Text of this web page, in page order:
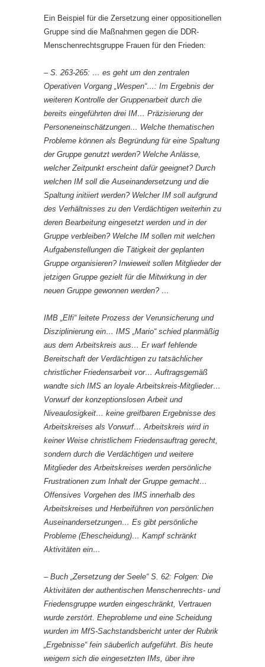
Ein Beispiel für die Zersetzung einer oppositionellen
Gruppe sind die Maßnahmen gegen die DDR-
Menschenrechtsgruppe Frauen für den Frieden:
– S. 263-265: … es geht um den zentralen
Operativen Vorgang „Wespen“…: Im Ergebnis der
weiteren Kontrolle der Gruppenarbeit durch die
bereits eingeführten drei IM… Präzisierung der
Personeneinschätzungen… Welche thematischen
Probleme können als Begründung für eine Spaltung
der Gruppe genutzt werden? Welche Anlässe,
welcher Zeitpunkt erscheint dafür geeignet? Durch
welchen IM soll die Auseinandersetzung und die
Spaltung initiiert werden? Welcher IM soll aufgrund
des Verhältnisses zu den Verdächtigen weiterhin zu
deren Bearbeitung eingesetzt werden und in der
Gruppe verbleiben? Welche IM sollen mit welchen
Aufgabenstellungen die Tätigkeit der geplanten
Gruppe organisieren? Inwieweit sollen Mitglieder der
jetzigen Gruppe gezielt für die Mitwirkung in der
neuen Gruppe gewonnen werden? …
IMB „Elfi“ leitete Prozess der Verunsicherung und
Disziplinierung ein… IMS „Mario“ schied planmäßig
aus dem Arbeitskreis aus… Er warf fehlende
Bereitschaft der Verdächtigen zu tatsächlicher
christlicher Friedensarbeit vor… Auftragsgemäß
wandte sich IMS an loyale Arbeitskreis-Mitglieder…
Vorwurf der konzeptionslosen Arbeit und
Niveaulosigkeit… keine greifbaren Ergebnisse des
Arbeitskreises als Vorwurf… Arbeitskreis wird in
keiner Weise christlichem Friedensauftrag gerecht,
sondern durch die Verdächtigen und weitere
Mitglieder des Arbeitskreises werden persönliche
Frustrationen zum Inhalt der Gruppe gemacht…
Offensives Vorgehen des IMS innerhalb des
Arbeitskreises und Herbeiführen von persönlichen
Auseinandersetzungen… Es gibt persönliche
Probleme (Ehescheidung)… Kampf schränkt
Aktivitäten ein…
– Buch „Zersetzung der Seele“ S. 62: Folgen: Die
Aktivitäten der authentischen Menschenrechts- und
Friedensgruppe wurden eingeschränkt, Vertrauen
wurde zerstört. Eheprobleme und eine Scheidung
wurden im MfS-Sachstandsbericht unter der Rubrik
„Ergebnisse“ fein säuberlich aufgeführt. Bis heute
weigern sich die eingesetzten IMs, über ihre